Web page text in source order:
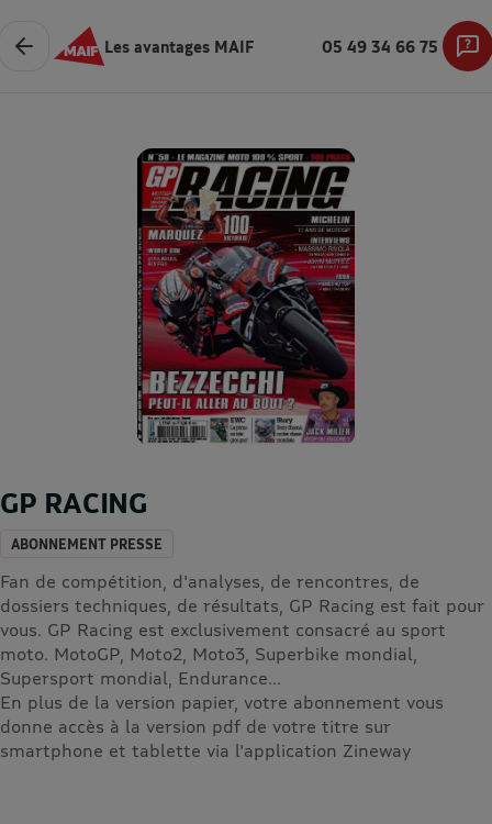
Les avantages MAIF 05 49 34 66 75
GP RACING
ABONNEMENT PRESSE
Fan de compétition, d'analyses, de rencontres, de
dossiers techniques, de résultats, GP Racing est fait pour
vous. GP Racing est exclusivement consacré au sport
moto. MotoGP, Moto2, Moto3, Superbike mondial,
Supersport mondial, Endurance...
En plus de la version papier, votre abonnement vous
donne accès à la version pdf de votre titre sur
smartphone et tablette via l'application Zineway